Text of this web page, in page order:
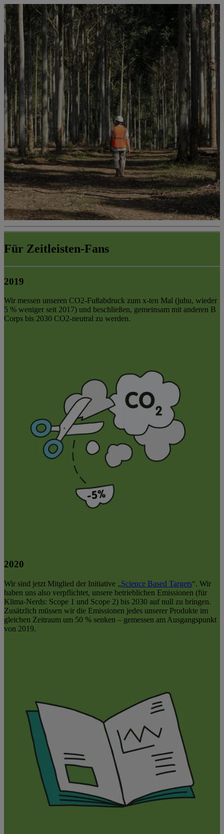
Für Zeitleisten-Fans
2019
Wir messen unseren CO2-Fußabdruck zum x-ten Mal (juhu, wieder
5 % weniger seit 2017) und beschließen, gemeinsam mit anderen B
Corps bis 2030 CO2-neutral zu werden.
2020
Wir sind jetzt Mitglied der Initiative „Science Based Targets“. Wir
haben uns also verpflichtet, unsere betrieblichen Emissionen (für
Klima-Nerds: Scope 1 und Scope 2) bis 2030 auf null zu bringen.
Zusätzlich müssen wir die Emissionen jedes unserer Produkte im
gleichen Zeitraum um 50 % senken – gemessen am Ausgangspunkt
von 2019.